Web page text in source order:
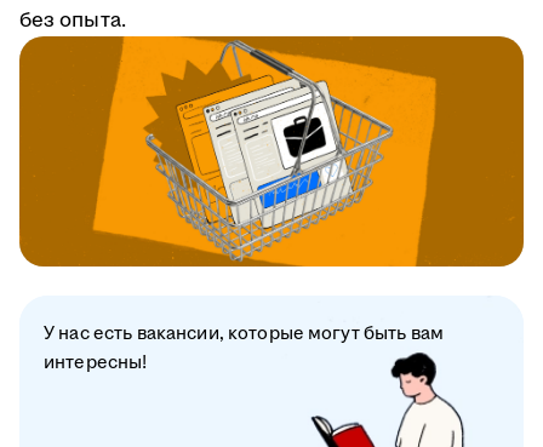
без опыта.
У нас есть вакансии, которые могут быть вам
интересны!